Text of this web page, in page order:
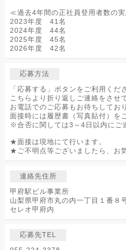
≪過去4年間の正社員登用者数の
2023年度 41名
2024年度 44名
2025年度 45名
2026年度 42名
応募方法
「応募する」ボタンをご利用くだ
こちらより折り返しご連絡をさせ
お電話でのご応募もお待ちしてお
面接時には履歴書（写真貼付）を
※合否に関しては3～4日以内にご
★面接は現地にて行います。
★ご不明点等ございましたら、お
連絡先住所
甲府駅ビル事業所
山梨県甲府市丸の内一丁目１番８
セレオ甲府内
応募先TEL